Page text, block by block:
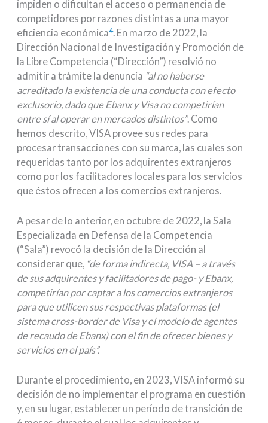
impiden o dificultan el acceso o permanencia de
competidores por razones distintas a una mayor
eficiencia económica4. En marzo de 2022, la
Dirección Nacional de Investigación y Promoción de
la Libre Competencia (“Dirección”) resolvió no
admitir a trámite la denuncia “al no haberse
acreditado la existencia de una conducta con efecto
exclusorio, dado que Ebanx y Visa no competirían
entre sí al operar en mercados distintos”. Como
hemos descrito, VISA provee sus redes para
procesar transacciones con su marca, las cuales son
requeridas tanto por los adquirentes extranjeros
como por los facilitadores locales para los servicios
que éstos ofrecen a los comercios extranjeros.
A pesar de lo anterior, en octubre de 2022, la Sala
Especializada en Defensa de la Competencia
(“Sala”) revocó la decisión de la Dirección al
considerar que, “de forma indirecta, VISA – a través
de sus adquirentes y facilitadores de pago- y Ebanx,
competirían por captar a los comercios extranjeros
para que utilicen sus respectivas plataformas (el
sistema cross-border de Visa y el modelo de agentes
de recaudo de Ebanx) con el fin de ofrecer bienes y
servicios en el país”.
Durante el procedimiento, en 2023, VISA informó su
decisión de no implementar el programa en cuestión
y, en su lugar, establecer un período de transición de